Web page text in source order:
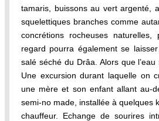
tamaris, buissons au vert argenté,
squelettiques branches comme
concrétions rocheuses
regard pourra également se
salé séché du Drâa. Alors que
Une excursion durant laquelle on
une mère et son enfant allant au-
semi-no made, installée à quelques
chauffeur. Echange de sourires